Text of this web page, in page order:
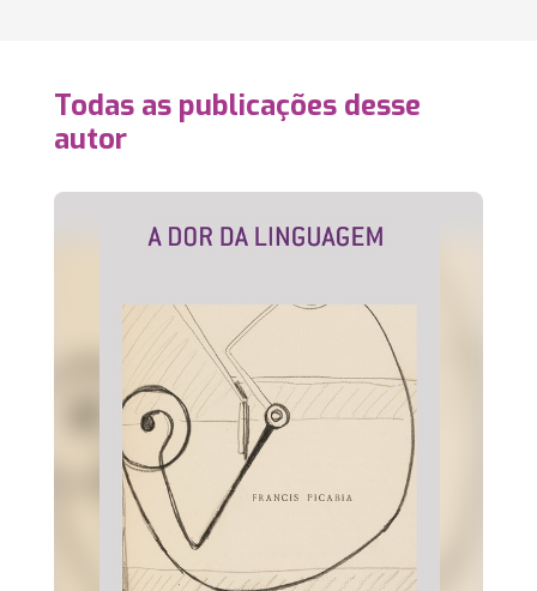
Todas as publicações desse
autor